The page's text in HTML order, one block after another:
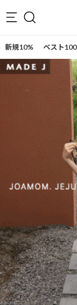
新規10% ベスト100